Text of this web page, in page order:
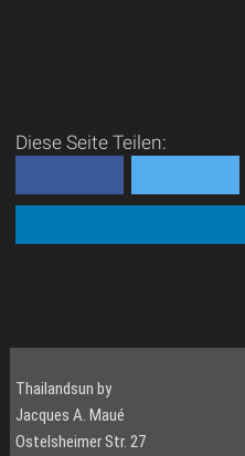
Diese Seite Teilen:
Thailandsun by
Jacques A. Maué
Ostelsheimer Str. 27